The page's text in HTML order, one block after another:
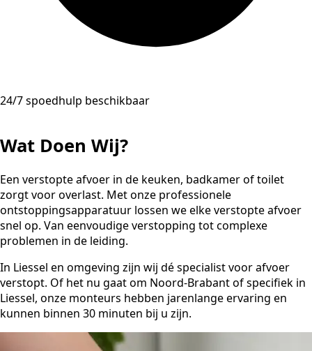
24/7 spoedhulp beschikbaar
Wat Doen Wij?
Een verstopte afvoer in de keuken, badkamer of toilet
zorgt voor overlast. Met onze professionele
ontstoppingsapparatuur lossen we elke verstopte afvoer
snel op. Van eenvoudige verstopping tot complexe
problemen in de leiding.
In Liessel en omgeving zijn wij dé specialist voor afvoer
verstopt. Of het nu gaat om Noord-Brabant of specifiek in
Liessel, onze monteurs hebben jarenlange ervaring en
kunnen binnen 30 minuten bij u zijn.